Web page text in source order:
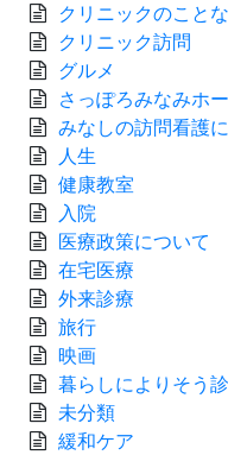
クリニックのこと
クリニック訪問
グルメ
さっぽろみなみホ
みなしの訪問看護
人生
健康教室
入院
医療政策について
在宅医療
外来診療
旅行
映画
暮らしによりそう
未分類
緩和ケア